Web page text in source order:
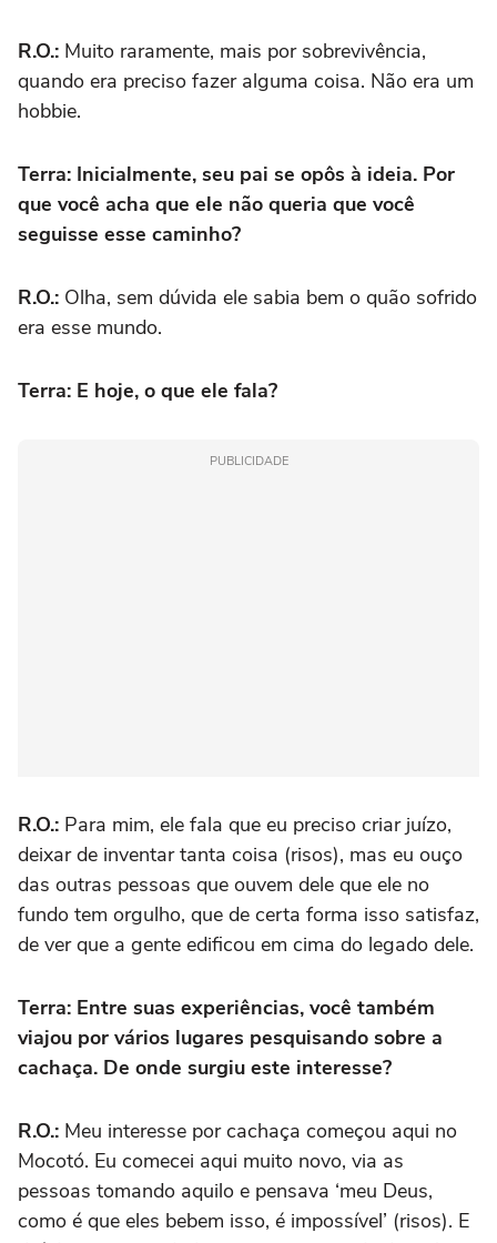
R.O.: Muito raramente, mais por sobrevivência,
quando era preciso fazer alguma coisa. Não era um
hobbie.
Terra: Inicialmente, seu pai se opôs à ideia. Por
que você acha que ele não queria que você
seguisse esse caminho?
R.O.: Olha, sem dúvida ele sabia bem o quão sofrido
era esse mundo.
Terra: E hoje, o que ele fala?
PUBLICIDADE
R.O.: Para mim, ele fala que eu preciso criar juízo,
deixar de inventar tanta coisa (risos), mas eu ouço
das outras pessoas que ouvem dele que ele no
fundo tem orgulho, que de certa forma isso satisfaz,
de ver que a gente edificou em cima do legado dele.
Terra: Entre suas experiências, você também
viajou por vários lugares pesquisando sobre a
cachaça. De onde surgiu este interesse?
R.O.: Meu interesse por cachaça começou aqui no
Mocotó. Eu comecei aqui muito novo, via as
pessoas tomando aquilo e pensava ‘meu Deus,
como é que eles bebem isso, é impossível’ (risos). E